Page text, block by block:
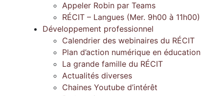
Appeler Robin par Teams
RÉCIT – Langues (Mer. 9h00 à 11h00)
Développement professionnel
Calendrier des webinaires du RÉCIT
Plan d’action numérique en éducation
La grande famille du RÉCIT
Actualités diverses
Chaines Youtube d’intérêt